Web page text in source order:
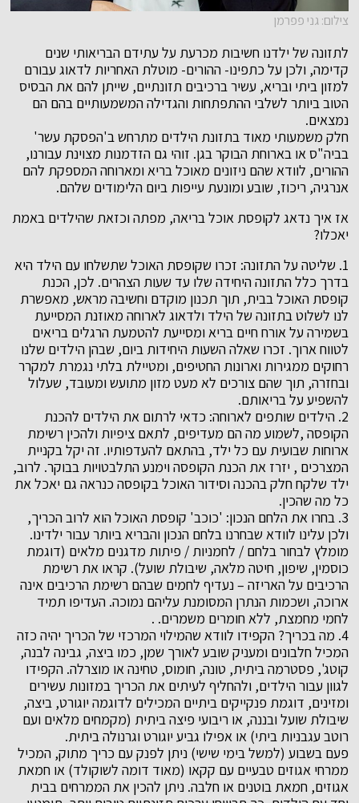
צילום: גני פפרמן
לתזונה של ילדנו חשיבות מכרעת על עתידם הבריאותי שנים
קדימה, ולכן על כתפינו- ההורים- מוטלת האחריות לדאוג עבורם
למזון ביתי ובריא, עשיר ברכיבים תזונתיים, שייתן להם את הבסיס
הטוב ביותר לשלבי ההתפתחות והגדילה המשמעותיים בהם הם
נמצאים.
חלק משמעותי מאוד בתזונת הילדים מתרחש ב'הפסקת עשר'
בביה"ס או בארוחת הבוקר בגן. זוהי גם הזדמנות מצוינת עבורנו,
ההורים, לוודא שהם ניזונים מאוכל בריא ומארוחה המספקת להם
אנרגיה, ריכוז, שובע ומונעת עייפות ביום הלימודים שלהם.
אז איך נדאג לקופסת אוכל בריאה, מפתה וכזאת שהילדים באמת
יאכלו?
1. שליטה על התזונה: זכרו שקופסת האוכל שתשלחו עם הילד היא
בדרך כלל התזונה היחידה שלו עד שעות הצהרים. לכן, הכנת
קופסת האוכל בבית, תוך תכנון מוקדם וחשיבה מראש, מאפשרת
לנו לשלוט בתזונה של הילד ולדאוג לארוחה מאוזנת המסייעת
בשמירה על אורח חיים בריא ומסייעת להטמעת הרגלים בריאים
לטווח ארוך. זכרו שאלה השעות היחידות ביום, שבהן הילדים שלנו
רחוקים ממגירות וארונות החטיפים, ומטיילת בלתי נגמרת למקרר
ובחזרה, תוך שהם צורכים לא מעט מזון מתועש ומעובד, שעלול
להשפיע על בריאותם.
2. הילדים שותפים לארוחה: כדאי לרתום את הילדים להכנת
הקופסה ,לשמוע מה הם מעדיפים, לתאם ציפיות ולהכין רשימת
ארוחות שבועית עם כל ילד, בהתאם להעדפותיו. זה יקל בקניית
המצרכים , יזרז את הכנת הקופסה וימנע התלבטויות בבוקר. לרוב,
ילד שלקח חלק בהכנה וסידור האוכל בקופסה כנראה גם יאכל את
כל מה שהכין.
3. בחרו את הלחם הנכון: 'כוכב' קופסת האוכל הוא לרוב הכריך,
ולכן עלינו לוודא שבחרנו בלחם הנכון והבריא ביותר עבור ילדינו.
מומלץ לבחור בלחם / לחמניות / פיתות מדגנים מלאים (דוגמת
כוסמין, שיפון, חיטה מלאה, שיבולת שועל). קראו את רשימת
הרכיבים על האריזה – נעדיף לחמים שבהם רשימת הרכיבים אינה
ארוכה, ושכמות הנתרן המסומנת עליהם נמוכה. העדיפו תמיד
לחמי מחמצת, ללא חומרים משמרים. .
4. מה בכריך? הקפידו לוודא שהמילוי המרכזי של הכריך יהיה כזה
המכיל חלבונים ומעניק שובע לאורך שמן, כמו ביצה, גבינה לבנה,
קוטג', פסטרמה ביתית, טונה, חומוס, טחינה או מוצרלה. הקפידו
לגוון עבור הילדים, ולהחליף לעיתים את הכריך במזונות עשירים
ומזינים, דוגמת פנקייקים ביתיים המכילים לדוגמה יוגורט, ביצה,
שיבולת שועל ובננה, או ריבועי פיצה ביתית (מקמחים מלאים ועם
רוטב עגבניות ביתי) או אפילו גביע יוגורט וגרנולה ביתית.
פעם בשבוע (למשל בימי שישי) ניתן לפנק עם כריך מתוק, המכיל
ממרחי אגוזים טבעיים עם קקאו (מאוד דומה לשוקולד) או חמאת
אגוזים, חמאת בוטנים או חלבה. ניתן להכין את הממרחים בבית